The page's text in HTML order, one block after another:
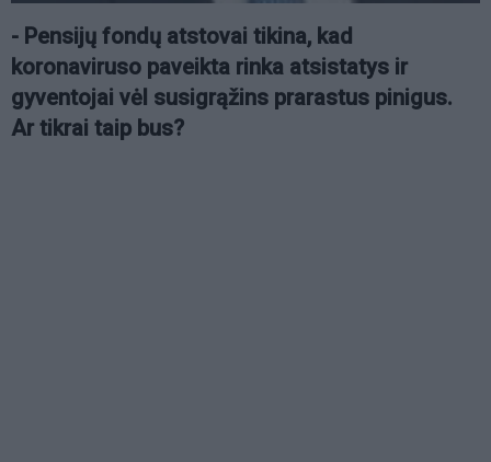
- Pensijų fondų atstovai tikina, kad
koronaviruso paveikta rinka atsistatys ir
gyventojai vėl susigrąžins prarastus pinigus.
Ar tikrai taip bus?